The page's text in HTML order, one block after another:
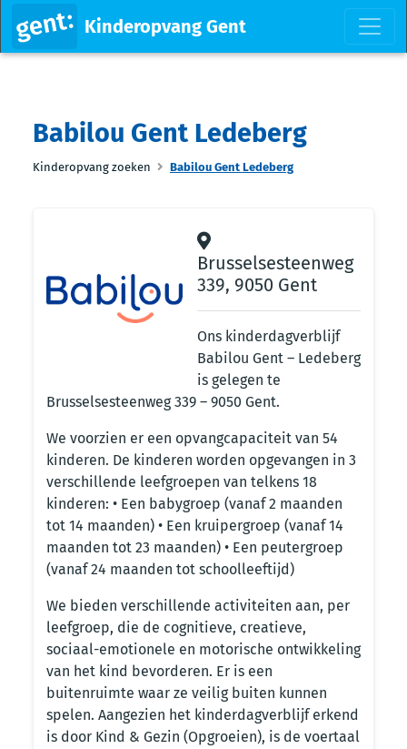
Kinderopvang Gent
Babilou Gent Ledeberg
Kinderopvang zoeken Babilou Gent Ledeberg
Brusselsesteenweg
339, 9050 Gent
Ons kinderdagverblijf
Babilou Gent – Ledeberg
is gelegen te
Brusselsesteenweg 339 – 9050 Gent.
We voorzien er een opvangcapaciteit van 54
kinderen. De kinderen worden opgevangen in 3
verschillende leefgroepen van telkens 18
kinderen: • Een babygroep (vanaf 2 maanden
tot 14 maanden) • Een kruipergroep (vanaf 14
maanden tot 23 maanden) • Een peutergroep
(vanaf 24 maanden tot schoolleeftijd)
We bieden verschillende activiteiten aan, per
leefgroep, die de cognitieve, creatieve,
sociaal-emotionele en motorische ontwikkeling
van het kind bevorderen. Er is een
buitenruimte waar ze veilig buiten kunnen
spelen. Aangezien het kinderdagverblijf erkend
is door Kind & Gezin (Opgroeien), is de voertaal